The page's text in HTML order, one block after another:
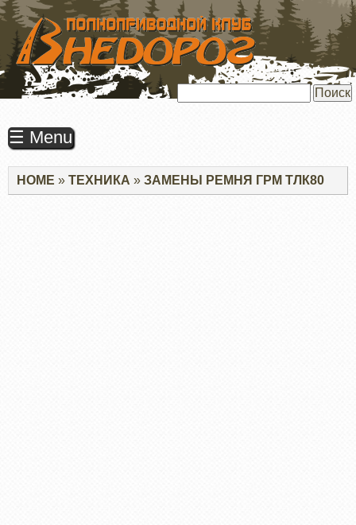
ПЕРЕЙТИ
ОСНОВНОМУ
СОДЕРЖАНИЮ
☰ Menu
Строка
навигации
HOME ТЕХНИКА ЗАМЕНЫ РЕМНЯ ГРМ ТЛК80